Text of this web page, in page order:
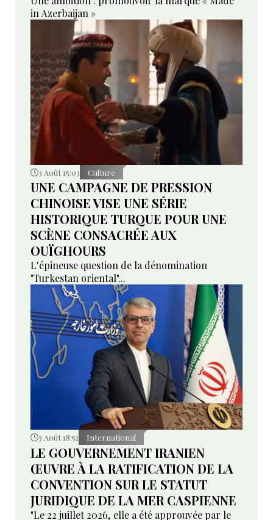
in Azerbaijan »
3 Août 15:03 Culture
UNE CAMPAGNE DE PRESSION
CHINOISE VISE UNE SÉRIE
HISTORIQUE TURQUE POUR UNE
SCÈNE CONSACRÉE AUX
OUÏGHOURS
L'épineuse question de la dénomination
"Turkestan oriental"...
3 Août 18:51 International
LE GOUVERNEMENT IRANIEN
ŒUVRE À LA RATIFICATION DE LA
CONVENTION SUR LE STATUT
JURIDIQUE DE LA MER CASPIENNE
"Le 22 juillet 2026, elle a été approuvée par le